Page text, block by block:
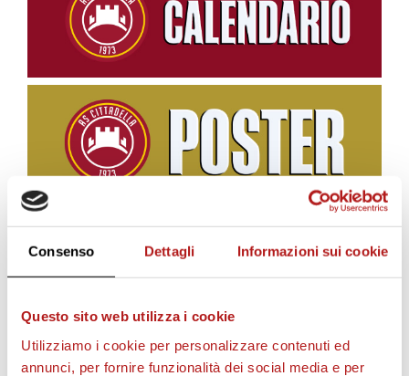
Consenso Dettagli Informazioni sui cookie
Questo sito web utilizza i cookie
Utilizziamo i cookie per personalizzare contenuti ed
annunci, per fornire funzionalità dei social media e per
BIGLIETTI